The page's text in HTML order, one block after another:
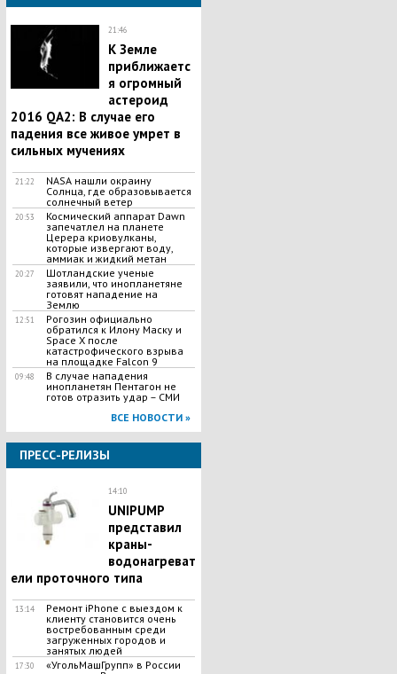
21:46
К Земле
приближаетс
я огромный
астероид
2016 QA2: В случае его
падения все живое умрет в
сильных мучениях
21:22
NASA нашли окраину
Солнца, где образовывается
солнечный ветер
20:53
Космический аппарат Dawn
запечатлел на планете
Церера криовулканы,
которые извергают воду,
аммиак и жидкий метан
20:27
Шотландские ученые
заявили, что инопланетяне
готовят нападение на
Землю
12:51
Рогозин официально
обратился к Илону Маску и
Space X после
катастрофического взрыва
на площадке Falcon 9
09:48
В случае нападения
инопланетян Пентагон не
готов отразить удар – СМИ
ВСЕ НОВОСТИ »
ПРЕСС-РЕЛИЗЫ
14:10
UNIPUMP
представил
краны-
водонагреват
ели проточного типа
13:14
Ремонт iPhone с выездом к
клиенту становится очень
востребованным среди
загруженных городов и
занятых людей
17:30
«УгольМашГрупп» в России